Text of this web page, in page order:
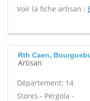
Voir la fiche artisan :
Rth Caen,
Artisan
Département: 14
Stores - Pergola -